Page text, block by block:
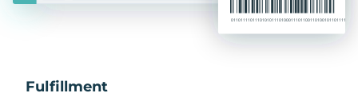
Fulfillment